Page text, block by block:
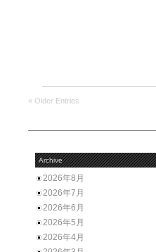
« Older Entries
Archive
2026年8月
2026年7月
2026年6月
2026年5月
2026年4月